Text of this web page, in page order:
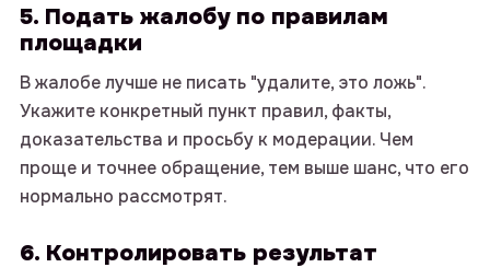
5. Подать жалобу по правилам
площадки
В жалобе лучше не писать "удалите, это ложь".
Укажите конкретный пункт правил, факты,
доказательства и просьбу к модерации. Чем
проще и точнее обращение, тем выше шанс, что его
нормально рассмотрят.
6. Контролировать результат